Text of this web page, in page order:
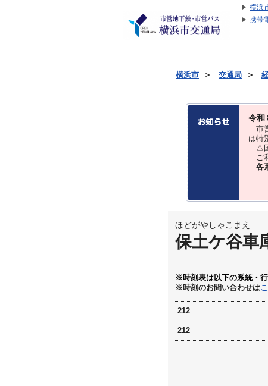
横浜
携帯
横浜市 ＞ 交通局 ＞
令和
市
は特
△国
ご
各
ほどがやしゃこまえ
保土ケ谷車
※時刻表は以下の系統・
※時刻のお問い合わせは
212
212